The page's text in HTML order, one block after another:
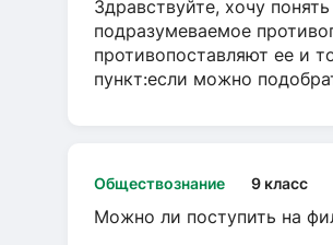
Здравствуйте, хочу
подразумеваемое
противопоставляют ее и
пункт:если можно
Обществознание 9 класс
Можно ли поступить на